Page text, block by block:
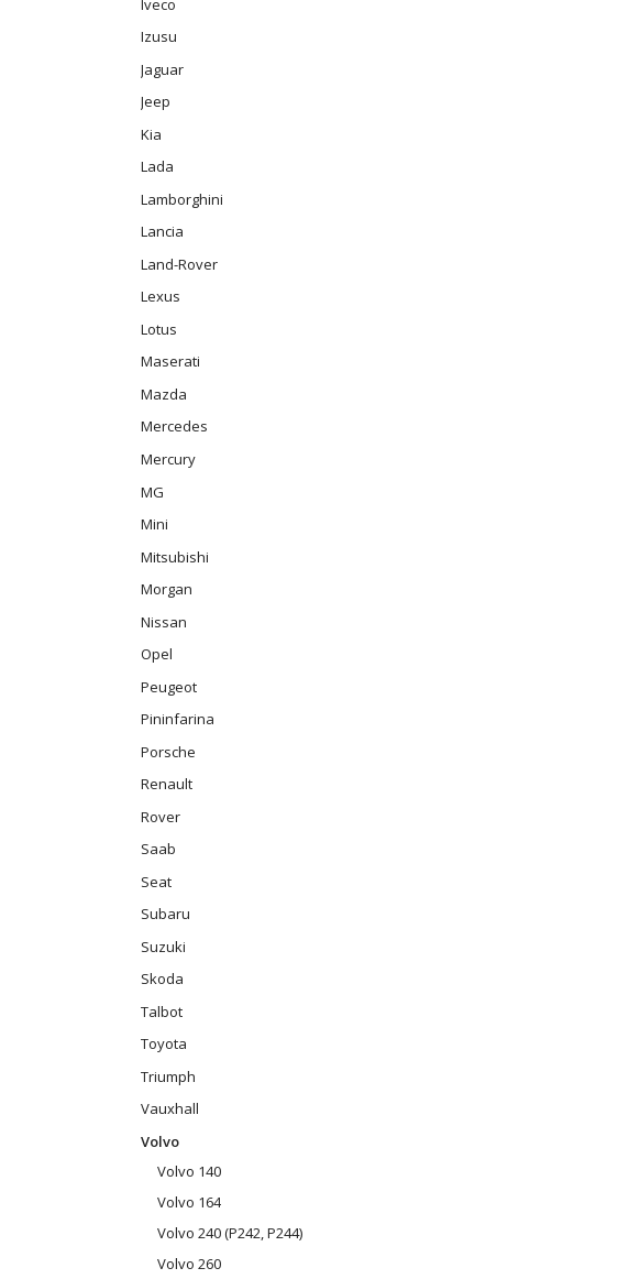
Izusu
Jaguar
Jeep
Kia
Lada
Lamborghini
Lancia
Land-Rover
Lexus
Lotus
Maserati
Mazda
Mercedes
Mercury
MG
Mini
Mitsubishi
Morgan
Nissan
Opel
Peugeot
Pininfarina
Porsche
Renault
Rover
Saab
Seat
Subaru
Suzuki
Skoda
Talbot
Toyota
Triumph
Vauxhall
Volvo
Volvo 140
Volvo 164
Volvo 240 (P242, P244)
Volvo 260